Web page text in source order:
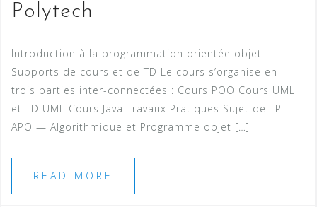
Polytech
Introduction à la programmation orientée objet
Supports de cours et de TD Le cours s’organise en
trois parties inter-connectées : Cours POO Cours UML
et TD UML Cours Java Travaux Pratiques Sujet de TP
APO — Algorithmique et Programme objet […]
READ MORE